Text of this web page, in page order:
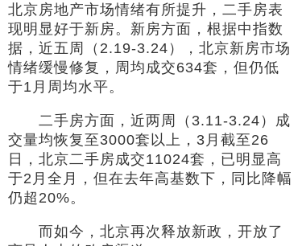
北京房地产市场情绪有所提升，二手房表
现明显好于新房。新房方面，根据中指数
据，近五周（2.19-3.24），北京新房市场
情绪缓慢修复，周均成交634套，但仍低
于1月周均水平。
二手房方面，近两周（3.11-3.24）成
交量均恢复至3000套以上，3月截至26
日，北京二手房成交11024套，已明显高
于2月全月，但在去年高基数下，同比降幅
仍超20%。
而如今，北京再次释放新政，开放了